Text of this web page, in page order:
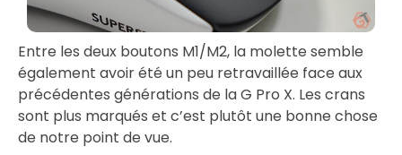
Entre les deux boutons M1/M2, la molette semble
également avoir été un peu retravaillée face aux
précédentes générations de la G Pro X. Les crans
sont plus marqués et c’est plutôt une bonne chose
de notre point de vue.